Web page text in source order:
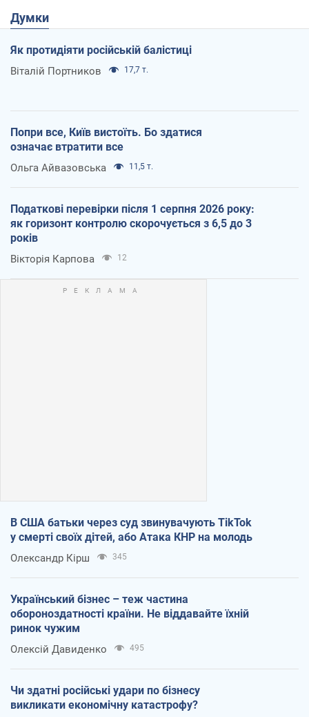
Думки
Як протидіяти російській балістиці
Віталій Портников 17,7 т.
Попри все, Київ вистоїть. Бо здатися
означає втратити все
Ольга Айвазовська 11,5 т.
Податкові перевірки після 1 серпня 2026 року:
як горизонт контролю скорочується з 6,5 до 3
років
Вікторія Карпова 12
В США батьки через суд звинувачують TikTok
у смерті своїх дітей, або Атака КНР на молодь
Олександр Кірш 345
Український бізнес – теж частина
обороноздатності країни. Не віддавайте їхній
ринок чужим
Олексій Давиденко 495
Чи здатні російські удари по бізнесу
викликати економічну катастрофу?